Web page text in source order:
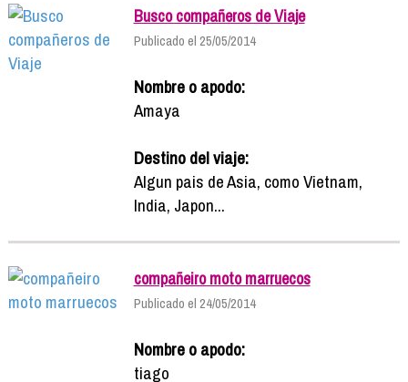
Busco compañeros de Viaje
Publicado el 25/05/2014
Nombre o apodo:
Amaya
Destino del viaje:
Algun pais de Asia, como Vietnam,
India, Japon...
compañeiro moto marruecos
Publicado el 24/05/2014
Nombre o apodo:
tiago